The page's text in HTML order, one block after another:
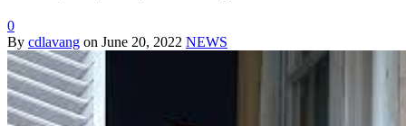
0
By cdlavang on June 20, 2022 NEWS